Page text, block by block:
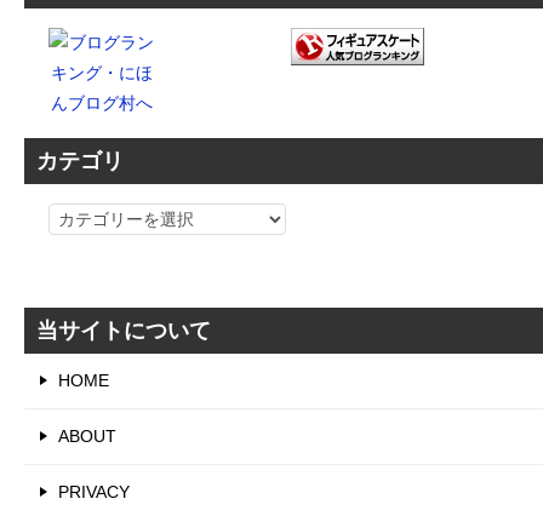
カテゴリ
カ
リ
当サイトについて
HOME
ABOUT
PRIVACY